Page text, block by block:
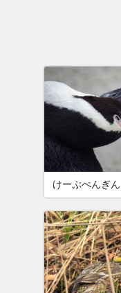
けーぷぺんぎん